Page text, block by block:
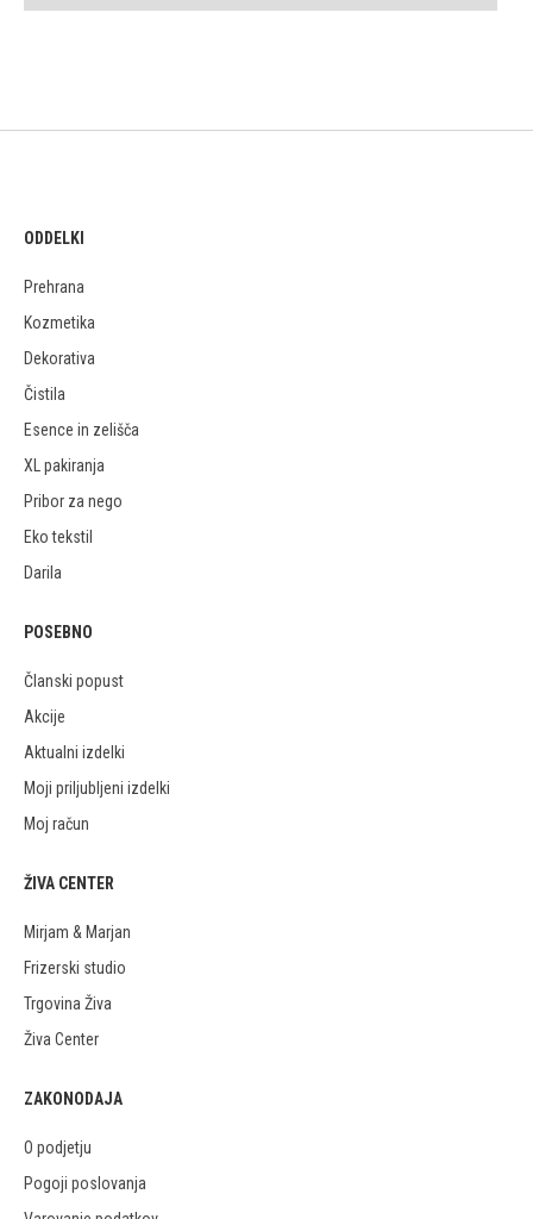
ODDELKI
Prehrana
Kozmetika
Dekorativa
Čistila
Esence in zelišča
XL pakiranja
Pribor za nego
Eko tekstil
Darila
POSEBNO
Članski popust
Akcije
Aktualni izdelki
Moji priljubljeni izdelki
Moj račun
ŽIVA CENTER
Mirjam & Marjan
Frizerski studio
Trgovina Živa
Živa Center
ZAKONODAJA
O podjetju
Pogoji poslovanja